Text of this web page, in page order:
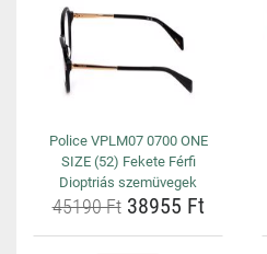
Police VPLM07 0700 ONE
SIZE (52) Fekete Férfi
Dioptriás szemüvegek
45190 Ft38955 Ft